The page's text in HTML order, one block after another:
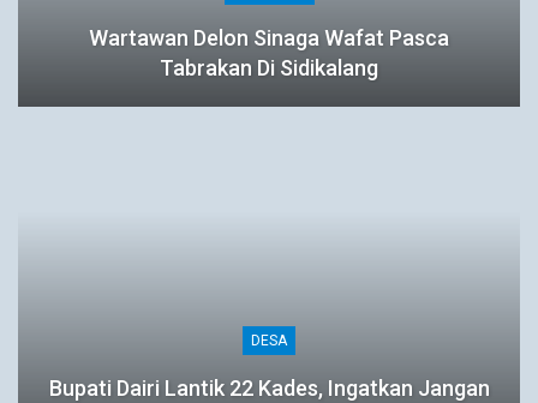
Wartawan Delon Sinaga Wafat Pasca
Tabrakan Di Sidikalang
DESA
Bupati Dairi Lantik 22 Kades, Ingatkan Jangan